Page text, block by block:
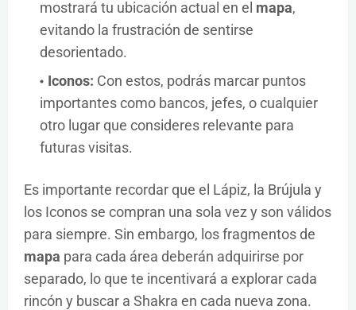
mostrará tu ubicación actual en el mapa,
evitando la frustración de sentirse
desorientado.
Iconos: Con estos, podrás marcar puntos
importantes como bancos, jefes, o cualquier
otro lugar que consideres relevante para
futuras visitas.
Es importante recordar que el Lápiz, la Brújula y
los Iconos se compran una sola vez y son válidos
para siempre. Sin embargo, los fragmentos de
mapa para cada área deberán adquirirse por
separado, lo que te incentivará a explorar cada
rincón y buscar a Shakra en cada nueva zona.